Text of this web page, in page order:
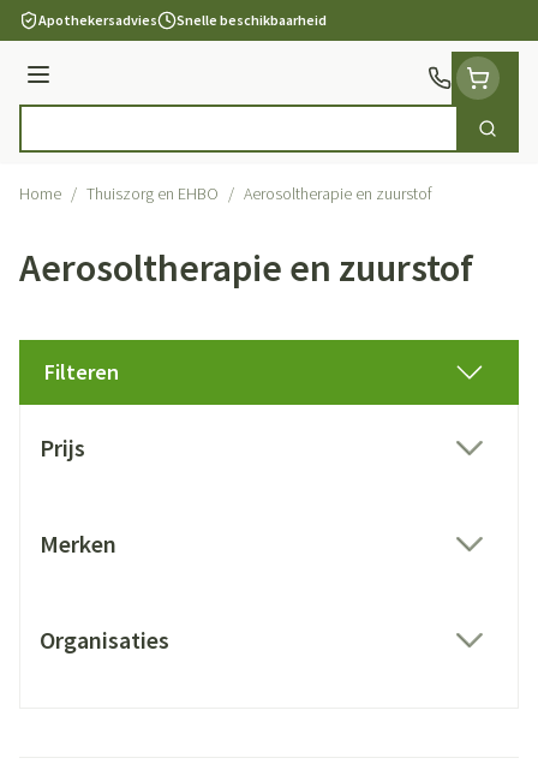
Ga naar de inhoud
Apothekersadvies Snelle beschikbaarheid
Menu
Zoek
Home / Thuiszorg en EHBO / Aerosoltherapie en zuurstof
Aerosoltherapie en zuurstof
Filteren
Prijs
Merken
Organisaties